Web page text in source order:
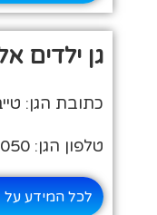
גן ילדים
כתובת הגן:
טלפון הגן: 09-7995050
לכל המידע על